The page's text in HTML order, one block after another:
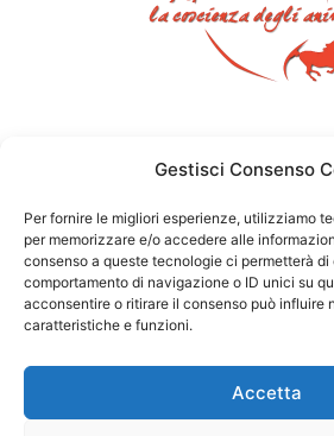
Gestisci Consenso
Per fornire le migliori esperienze, utilizziamo
per memorizzare e/o accedere alle
consenso a queste tecnologie ci permetterà di
comportamento di navigazione o ID unici su
acconsentire o ritirare il consenso può influire
caratteristiche e funzioni.
Accetta